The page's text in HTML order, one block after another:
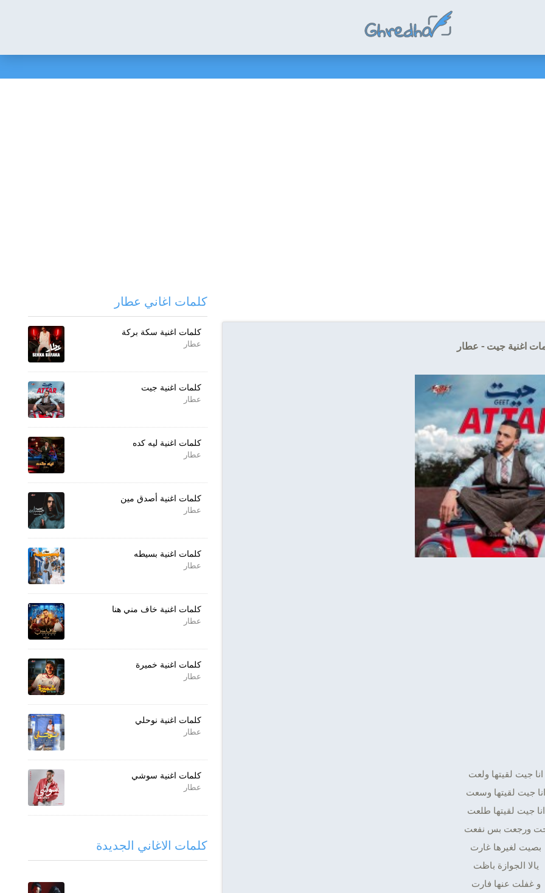
اغنية جيت - عطار
انا جيت لقيتها ولعت
انا جيت لقيتها وسعت
انا جيت لقيتها طلعت
ورجعت بس نفعت
بصيت لغيرها غارت
يالا الجوازة باظت
و غفلت عنها فارت
كلمات اغاني عطار
كلمات اغنية سكة بركة
عطار
كلمات اغنية جيت
عطار
كلمات اغنية ليه كده
عطار
كلمات اغنية أصدق مين
عطار
كلمات اغنية بسيطه
عطار
كلمات اغنية خاف مني هنا
عطار
كلمات اغنية خميرة
عطار
كلمات اغنية نوحلي
عطار
كلمات اغنية سوشي
عطار
كلمات الاغاني الجديدة